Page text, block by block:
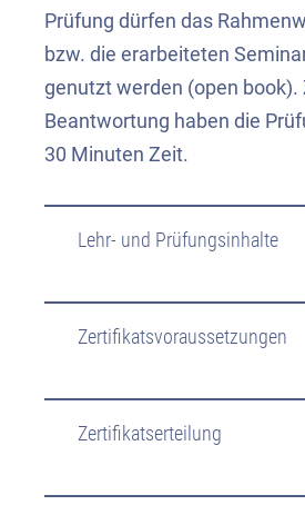
Prüfung dürfen das
bzw. die erarbeiteten
genutzt werden (open book).
Beantwortung haben die
30 Minuten Zeit.
Lehr- und Prüfungsinhalte
Zertifikatsvoraussetzungen
Zertifikatserteilung